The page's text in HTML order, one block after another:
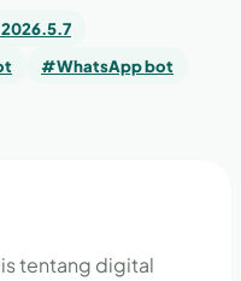
#WhatsApp bot
tentang digital